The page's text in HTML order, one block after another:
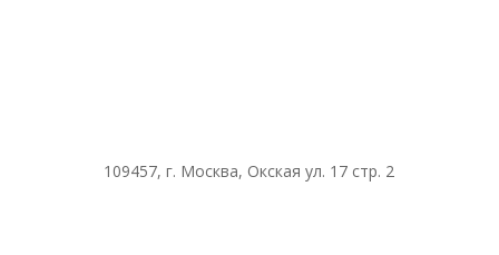
109457, г. Москва, Окская ул. 17 стр. 2